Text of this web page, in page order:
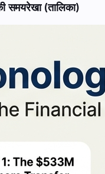
समयरेखा (तालिका)